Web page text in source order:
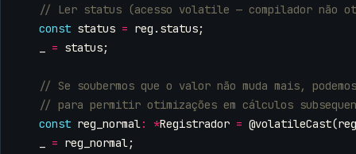
const status = reg . status;
= status;
const reg_normal: *Registrador = @volatileCast(reg
= reg_normal;